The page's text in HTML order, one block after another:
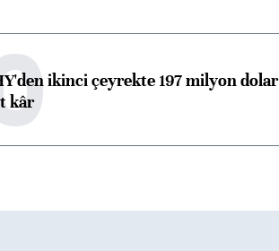
ikinci çeyrekte 197 milyon dolar
kâr